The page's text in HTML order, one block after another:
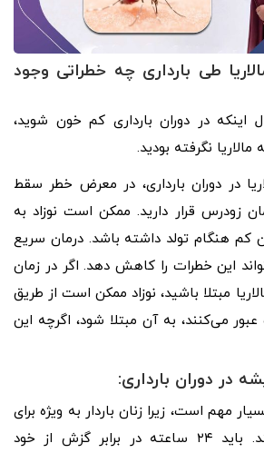
طی بارداری چه خطراتی وجود
اینکه در دوران بارداری کم‌ خون شوید،
نگرفته بودید.
در دوران بارداری، در معرض خطر سقط
زودرس قرار دارید. ممکن است نوزاد به
کم هنگام تولد داشته باشد. درمان سریع
این خطرات را کاهش دهد. اگر در زمان
مبتلا باشید، نوزاد ممکن است از طریق
می‌کنند، به آن مبتلا شود، اگرچه این
در دوران بارداری:
مهم است، زیرا زنان باردار به ویژه برای
پشه‌ ها جذاب هستند. باید ۲۴ ساعته در برابر گزش از خود